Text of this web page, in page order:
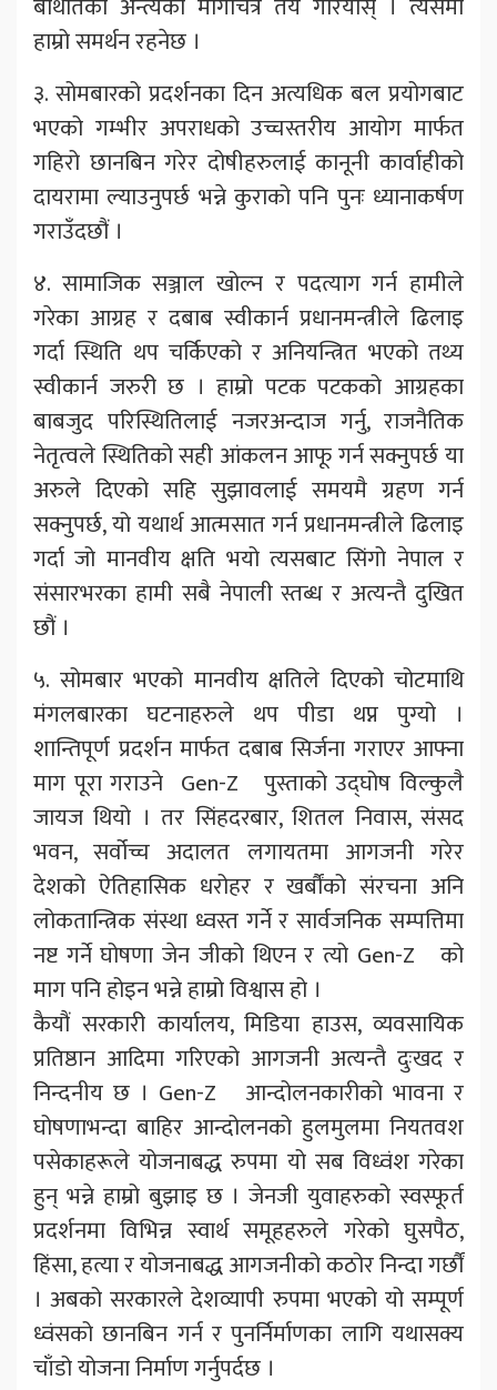
हाम्रो समर्थन रहनेछ ।
३. सोमबारको प्रदर्शनका दिन अत्यधिक बल प्रयोगबाट
भएको गम्भीर अपराधको उच्चस्तरीय आयोग मार्फत
गहिरो छानबिन गरेर दोषीहरुलाई कानूनी कार्वाहीको
दायरामा ल्याउनुपर्छ भन्ने कुराको पनि पुनः ध्यानाकर्षण
गराउँदछौं ।
४. सामाजिक सञ्जाल खोल्न र पदत्याग गर्न हामीले
गरेका आग्रह र दबाब स्वीकार्न प्रधानमन्त्रीले ढिलाइ
गर्दा स्थिति थप चर्किएको र अनियन्त्रित भएको तथ्य
स्वीकार्न जरुरी छ । हाम्रो पटक पटकको आग्रहका
बाबजुद परिस्थितिलाई नजरअन्दाज गर्नु, राजनैतिक
नेतृत्वले स्थितिको सही आंकलन आफू गर्न सक्नुपर्छ या
अरुले दिएको सहि सुझावलाई समयमै ग्रहण गर्न
सक्नुपर्छ, यो यथार्थ आत्मसात गर्न प्रधानमन्त्रीले ढिलाइ
गर्दा जो मानवीय क्षति भयो त्यसबाट सिंगो नेपाल र
संसारभरका हामी सबै नेपाली स्तब्ध र अत्यन्तै दुखित
छौं ।
५. सोमबार भएको मानवीय क्षतिले दिएको चोटमाथि
मंगलबारका घटनाहरुले थप पीडा थप्न पुग्यो ।
शान्तिपूर्ण प्रदर्शन मार्फत दबाब सिर्जना गराएर आफ्ना
माग पूरा गराउने Gen-Z पुस्ताको उद्घोष विल्कुलै
जायज थियो । तर सिंहदरबार, शितल निवास, संसद
भवन, सर्वोच्च अदालत लगायतमा आगजनी गरेर
देशको ऐतिहासिक धरोहर र खर्बौंको संरचना अनि
लोकतान्त्रिक संस्था ध्वस्त गर्ने र सार्वजनिक सम्पत्तिमा
नष्ट गर्ने घोषणा जेन जीको थिएन र त्यो Gen-Z को
माग पनि होइन भन्ने हाम्रो विश्वास हो ।
कैयौं सरकारी कार्यालय, मिडिया हाउस, व्यवसायिक
प्रतिष्ठान आदिमा गरिएको आगजनी अत्यन्तै दुःखद र
निन्दनीय छ । Gen-Z आन्दोलनकारीको भावना र
घोषणाभन्दा बाहिर आन्दोलनको हुलमुलमा नियतवश
पसेकाहरूले योजनाबद्ध रुपमा यो सब विध्वंश गरेका
हुन् भन्ने हाम्रो बुझाइ छ । जेनजी युवाहरुको स्वस्फूर्त
प्रदर्शनमा विभिन्न स्वार्थ समूहहरुले गरेको घुसपैठ,
हिंसा, हत्या र योजनाबद्ध आगजनीको कठोर निन्दा गर्छौं
। अबको सरकारले देशव्यापी रुपमा भएको यो सम्पूर्ण
ध्वंसको छानबिन गर्न र पुनर्निर्माणका लागि यथासक्य
चाँडो योजना निर्माण गर्नुपर्दछ ।